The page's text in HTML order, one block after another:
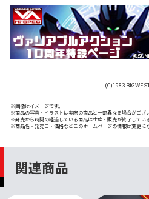
(C)1983
※画像はイメージです。
※商品の写真・イラストは実際の商品と一部異なる場合がござ
※発売から時間の経過している商品は生産・販売が終了してい
※商品名・発売日・価格などこのホームページの情報は変更に
関連商品